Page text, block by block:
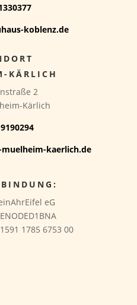
koblenz.de
KÄRLICH
2
Kärlich
kaerlich.de
eG
1785 6753 00